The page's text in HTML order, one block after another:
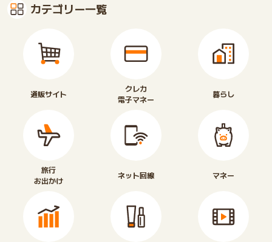
カテゴリー一覧
通販サイト
クレカ
電子マネー
暮らし
旅行
お出かけ
ネット回線 マネー